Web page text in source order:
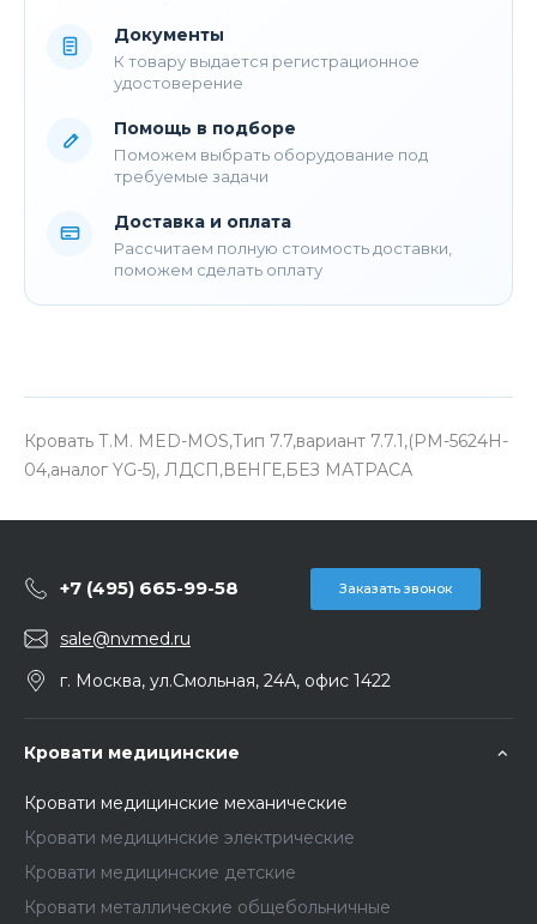
Документы
К товару выдается регистрационное
удостоверение
Помощь в подборе
Поможем выбрать оборудование под
требуемые задачи
Доставка и оплата
Рассчитаем полную стоимость доставки,
поможем сделать оплату
Кровать Т.М. MED-MOS,Тип 7.7,вариант 7.7.1,(РМ-5624H-
04,аналог YG-5), ЛДСП,ВЕНГЕ,БЕЗ МАТРАСА
+7 (495) 665-99-58 Заказать звонок
sale@nvmed.ru
г. Москва, ул.Смольная, 24А, офис 1422
Кровати медицинские
Кровати медицинские механические
Кровати медицинские электрические
Кровати медицинские детские
Кровати металлические общебольничные